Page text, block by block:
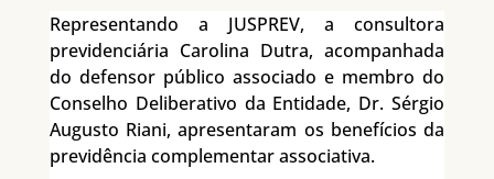
Representando a JUSPREV, a consultora
previdenciária Carolina Dutra, acompanhada
do defensor público associado e membro do
Conselho Deliberativo da Entidade, Dr. Sérgio
Augusto Riani, apresentaram os benefícios da
previdência complementar associativa.